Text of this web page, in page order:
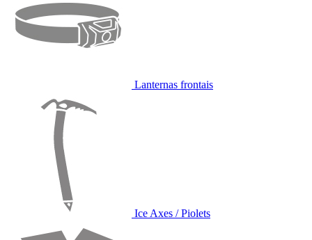
Lanternas frontais
Ice Axes / Piolets